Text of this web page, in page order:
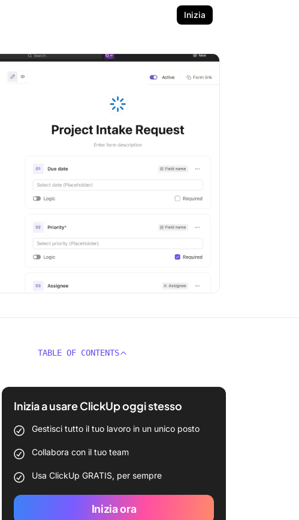
Inizia
TABLE OF CONTENTS
Inizia a usare ClickUp oggi stesso
Gestisci tutto il tuo lavoro in un unico posto
Collabora con il tuo team
Usa ClickUp GRATIS, per sempre
Inizia ora